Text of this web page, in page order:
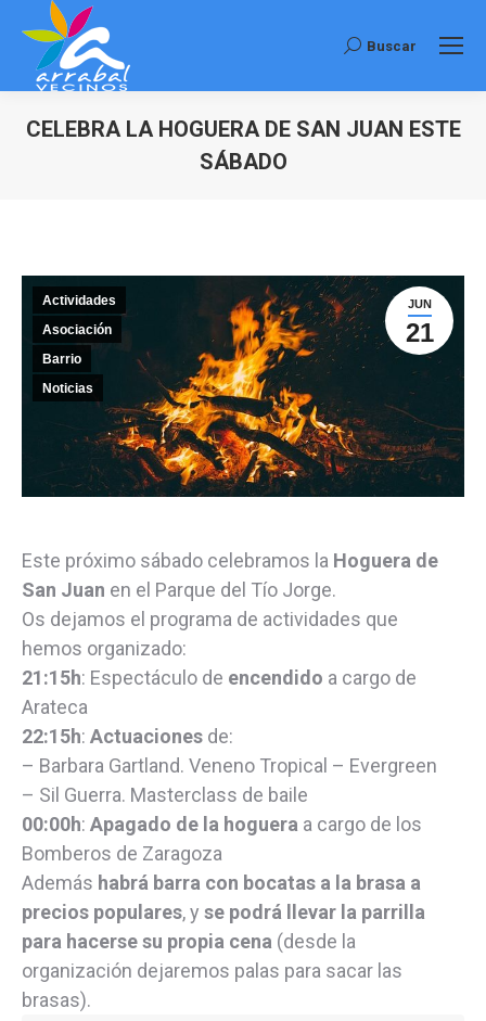
Buscar:
Buscar
CELEBRA LA HOGUERA DE SAN JUAN ESTE
SÁBADO
JUN
21
Actividades
Asociación
Barrio
Noticias
Este próximo sábado celebramos la Hoguera de
San Juan en el Parque del Tío Jorge.
Os dejamos el programa de actividades que
hemos organizado:
21:15h: Espectáculo de encendido a cargo de
Arateca
22:15h: Actuaciones de:
– Barbara Gartland. Veneno Tropical – Evergreen
– Sil Guerra. Masterclass de baile
00:00h: Apagado de la hoguera a cargo de los
Bomberos de Zaragoza
Además habrá barra con bocatas a la brasa a
precios populares, y se podrá llevar la parrilla
para hacerse su propia cena (desde la
organización dejaremos palas para sacar las
brasas).